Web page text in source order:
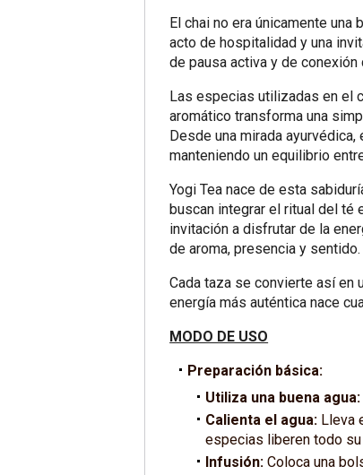
El chai no era únicamente
acto de hospitalidad y una
de pausa activa y de
Las especias utilizadas en el
aromático transforma una
Desde una mirada
manteniendo un equilibrio
Yogi Tea nace de esta
buscan integrar el ritual del té
invitación a disfrutar de la
de aroma, presencia y sentido.
Cada taza se convierte así en
energía más auténtica nace
MODO DE USO
Preparación básica:
Utiliza una buena agua:
Calienta el agua: Lleva
especias liberen todo
Infusión:Coloca una